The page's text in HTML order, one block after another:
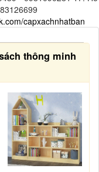
capxachnhatban
thông minh